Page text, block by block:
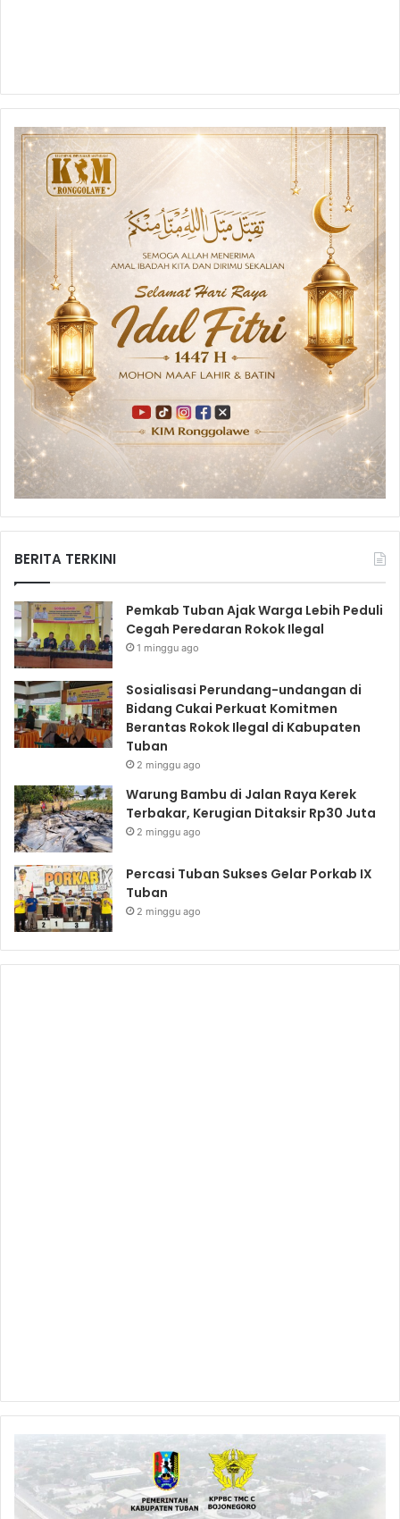
BERITA TERKINI
Pemkab Tuban Ajak Warga Lebih Peduli
Cegah Peredaran Rokok Ilegal
1 minggu ago
Sosialisasi Perundang-undangan di
Bidang Cukai Perkuat Komitmen
Berantas Rokok Ilegal di Kabupaten
Tuban
2 minggu ago
Warung Bambu di Jalan Raya Kerek
Terbakar, Kerugian Ditaksir Rp30 Juta
2 minggu ago
Percasi Tuban Sukses Gelar Porkab IX
Tuban
2 minggu ago